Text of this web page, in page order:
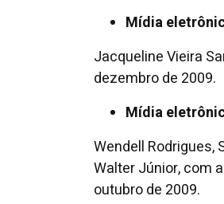
Mídia
Jacqueline Vieira
dezembro de 2009.
Mídia
Wendell Rodrigues,
Walter Júnior, com
outubro de 2009.